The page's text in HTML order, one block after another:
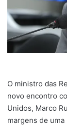
O ministro das
novo encontro
Unidos, Marco
margens de